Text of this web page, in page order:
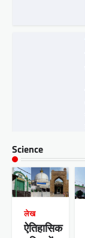
Science
लेख
ऐतिहासिक